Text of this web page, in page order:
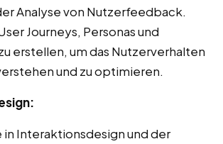
Analyse von Nutzerfeedback.
Journeys, Personas und
erstellen, um das Nutzerverhalten
und zu optimieren.
in Interaktionsdesign und der